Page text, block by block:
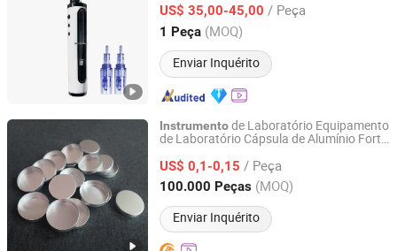
US$ 35,00-45,00 / Peça
1 Peça (MOQ)
Enviar Inquérito
Zhejiang, China Desde 2023
Instrumentode Laboratório Equipamento
de Laboratório Cápsula de Alumínio Forte
Pellets Copo de Amostra de Pellets
Instrumento de Laboratório
US$ 0,1-0,15 / Peça
100.000 Peças (MOQ)
Enviar Inquérito
Kunshan Goldspread Plastic Technologies Co., Ltd.
Jiangsu, China Desde 2022